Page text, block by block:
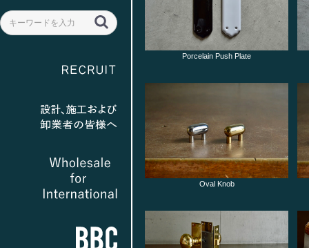
Porcelain Push Plate
Oval Knob